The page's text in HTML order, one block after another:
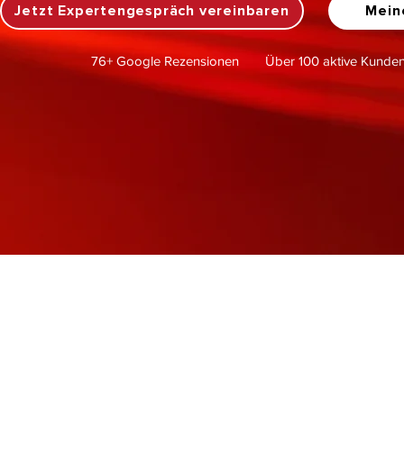
Jetzt Expertengespräch vereinbaren
76+ Google Rezensionen Über 100 aktive